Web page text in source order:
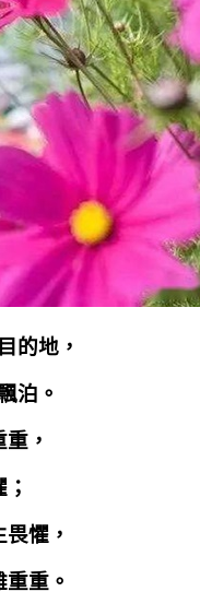
的地，
泊。
，
懼，
重。